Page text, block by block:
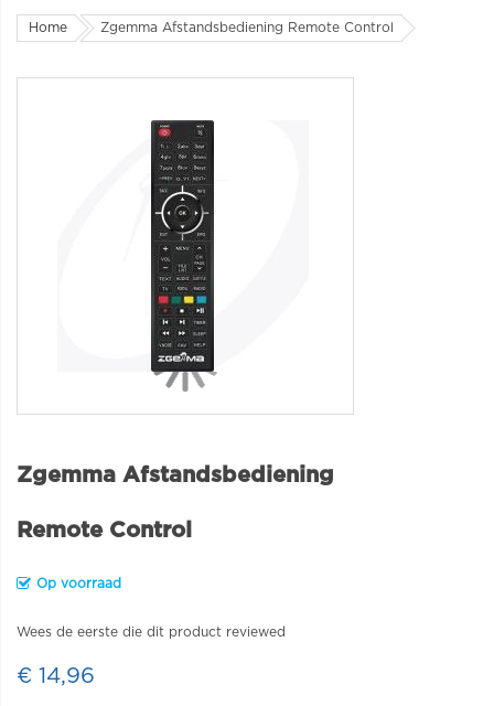
Home Zgemma Afstandsbediening Remote Control
Zgemma Afstandsbediening
Remote Control
Op voorraad
Wees de eerste die dit product reviewed
€ 14,96